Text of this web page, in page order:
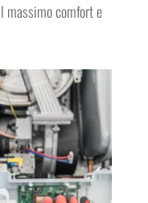
massimo comfort e